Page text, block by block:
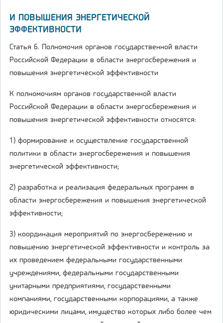
И ПОВЫШЕНИЯ ЭНЕРГЕТИЧЕСКОЙ
ЭФФЕКТИВНОСТИ
Статья 6. Полномочия органов государственной власти
Российской Федерации в области энергосбережения и
повышения энергетической эффективности
К полномочиям органов государственной власти
Российской Федерации в области энергосбережения и
повышения энергетической эффективности относятся:
1) формирование и осуществление государственной
политики в области энергосбережения и повышения
энергетической эффективности;
2) разработка и реализация федеральных программ в
области энергосбережения и повышения энергетической
эффективности;
3) координация мероприятий по энергосбережению и
повышению энергетической эффективности и контроль за
их проведением федеральными государственными
учреждениями, федеральными государственными
унитарными предприятиями, государственными
компаниями, государственными корпорациями, а также
юридическими лицами, имущество которых либо более чем